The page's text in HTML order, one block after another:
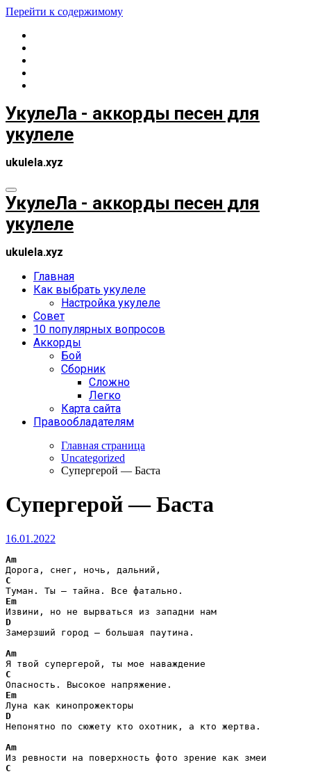
Перейти к содержимому
УкулеЛа - аккорды песен для
укулеле
ukulela.xyz
УкулеЛа - аккорды песен для
укулеле
ukulela.xyz
Главная
Как выбрать укулеле
Настройка укулеле
Совет
10 популярных вопросов
Аккорды
Бой
Сборник
Сложно
Легко
Карта сайта
Правообладателям
Главная страница
Uncategorized
Супергерой — Баста
Супергерой — Баста
16.01.2022
Am
C
Em
D
Замерзший город — большая паутина.
Am
C
Em
D
Непонятно по сюжету кто охотник, а кто жертва.
Am
C